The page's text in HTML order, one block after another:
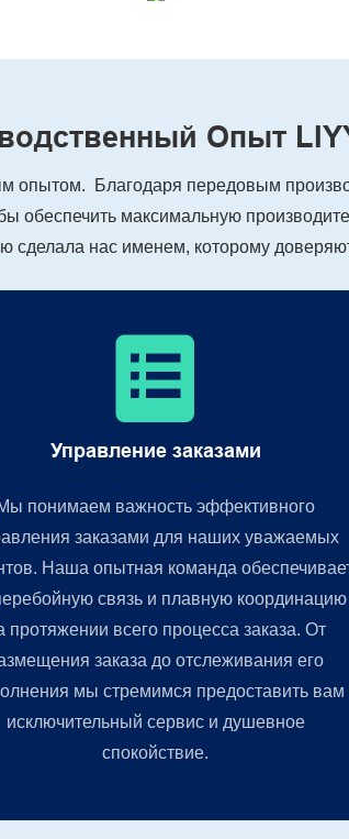
Опыт
опытом. Благодаря передовым
обеспечить максимальную
сделала нас именем, которому
Управление заказами
понимаем важность эффективного
заказами для наших уважаемых
Наша опытная команда
связь и плавную координацию
протяжении всего процесса заказа. От
заказа до отслеживания его
мы стремимся предоставить вам
исключительный сервис и душевное
спокойствие.